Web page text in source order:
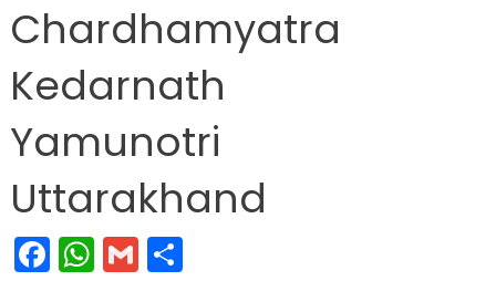
Chardhamyatra
Kedarnath
Yamunotri
Uttarakhand
Facebook
WhatsApp
GmailShare